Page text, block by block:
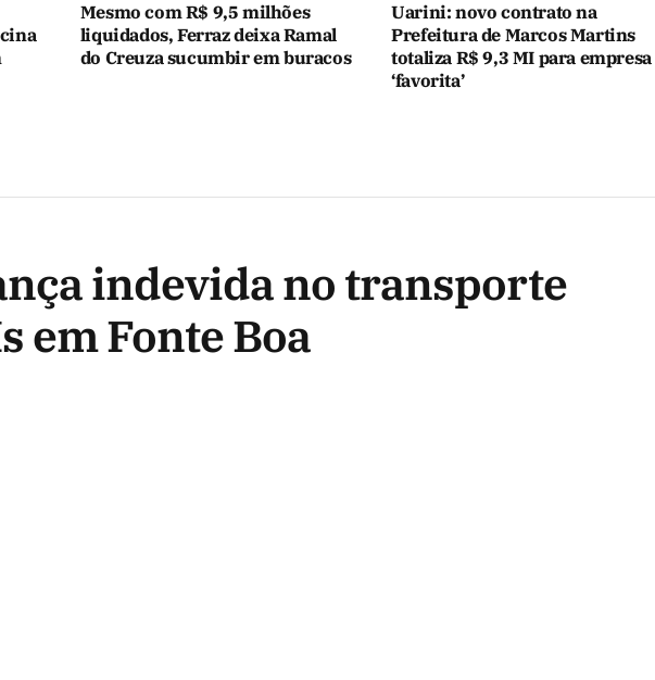
Mesmo com R$ 9,5 milhões
liquidados, Ferraz deixa Ramal
do Creuza sucumbir em buracos
Uarini: novo contrato na
Prefeitura de Marcos Martins
totaliza R$ 9,3 MI para empresa
‘favorita’
indevida no transporte
em Fonte Boa